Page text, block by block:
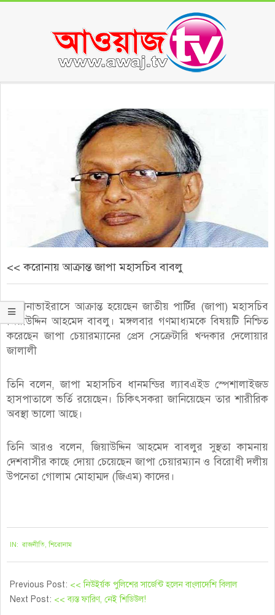
<< করোনায় আক্রান্ত জাপা মহাসচিব বাবলু
করোনাভাইরাসে আক্রান্ত হয়েছেন জাতীয় পার্টির (জাপা) মহাসচিব
জিয়াউদ্দিন আহমেদ বাবলু। মঙ্গলবার গণমাধ্যমকে বিষয়টি নিশ্চিত
করেছেন জাপা চেয়ারম্যানের প্রেস সেক্রেটারি খন্দকার দেলোয়ার
জালালী
তিনি বলেন, জাপা মহাসচিব ধানম‌ন্ডির ল্যাবএইড স্পেশালাইজড
হাসপাতা‌লে ভ‌র্তি রয়েছেন। চিকিৎসকরা জানিয়েছেন তার শারীরিক
অবস্থা ভালো আছে।
তিনি আরও বলেন, জিয়াউদ্দিন আহমেদ বাবলুর সুস্থতা কামনায়
দেশবাসীর কাছে দোয়া চেয়েছেন জাপা চেয়ারম্যান ও বিরোধী দলীয়
উপনেতা গোলাম মোহাম্মদ (জিএম) কাদের।
IN: রাজনীতি,শিরোনাম
Previous Post: << নিউইর্য়ক পুলিশের সার্জেন্ট হলেন বাংলাদেশি বিলাল
Next Post: << ব্যস্ত ফারিণ, নেই শিডিউল!